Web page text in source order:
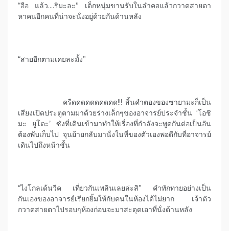
“อือ แล้ว….ริมะละ” เด็กหนุ่มขานรับในลำคอแล้วกวาดสายตา
หาคนอีกคนที่น่าจะนั่งอยู่ด้วยกันด้านหลัง
“สายอีกตามเคยละมั้ง”
ครืดดดดดดดดดด!!! สิ้นคำตองของซายามะก็เป็น
เสียงเปิดประตูตามมาด้วยร่างเล็กๆของอาจารย์ประจำชั้น ‘โอชิ
มะ ยูโตะ’ ซังที่เดินเข้ามาทำให้เรื่องที่กำลังจะพูดกันต่อเป็นอัน
ต้องพับเก็บไป จุนย้ายกลับมานั่งในที่ของตัวเองพอดีกับที่อาจารย์
เดินไปถึงหน้าชั้น
“ไงโกลเด้นวีค เที่ยวกันเพลินเลยล่ะสิ” คำทักทายอย่างเป็น
กันเองของอาจารย์เรียกยิ้มให้กับคนในห้องได้ไม่ยาก เจ้าตัว
กวาดสายตาไปรอบๆห้องก่อนจะมาสะดุดเอาที่นั่งด้านหลัง